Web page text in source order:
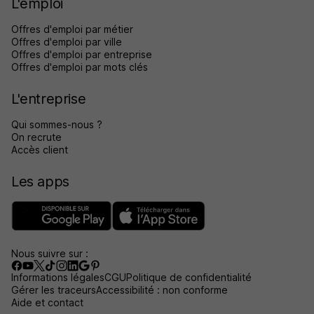
L'emploi
Offres d'emploi par métier
Offres d'emploi par ville
Offres d'emploi par entreprise
Offres d'emploi par mots clés
L'entreprise
Qui sommes-nous ?
On recrute
Accès client
Les apps
Nous suivre sur :
Informations légalesCGUPolitique de confidentialité
Gérer les traceursAccessibilité : non conforme
Aide et contact